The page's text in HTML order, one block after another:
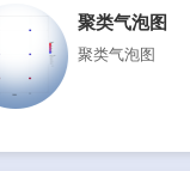
反馈 功能跟我们沟通哦~
，做分析，就上凌波微课
凌波微课！每周更新模块
时刻关注最新工具。
点击加入微信交流群
聚类气泡图
聚类气泡图